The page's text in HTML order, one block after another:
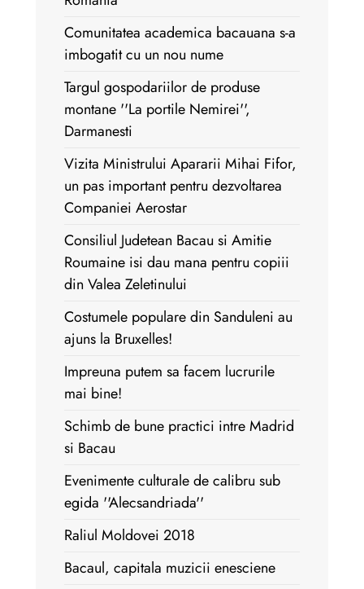
Comunitatea academica bacauana s-a
imbogatit cu un nou nume
Targul gospodariilor de produse
montane ''La portile Nemirei'',
Darmanesti
Vizita Ministrului Apararii Mihai Fifor,
un pas important pentru dezvoltarea
Companiei Aerostar
Consiliul Judetean Bacau si Amitie
Roumaine isi dau mana pentru copiii
din Valea Zeletinului
Costumele populare din Sanduleni au
ajuns la Bruxelles!
Impreuna putem sa facem lucrurile
mai bine!
Schimb de bune practici intre Madrid
si Bacau
Evenimente culturale de calibru sub
egida ''Alecsandriada''
Raliul Moldovei 2018
Bacaul, capitala muzicii enesciene